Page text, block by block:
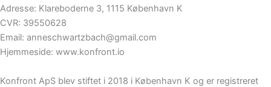
Adresse: Klareboderne 3, 1115 København K
CVR: 39550628
Email: anneschwartzbach@gmail.com
Hjemmeside: www.konfront.io
Konfront ApS blev stiftet i 2018 i København K og er registreret